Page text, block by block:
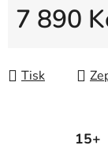
7 890
Tisk
15+